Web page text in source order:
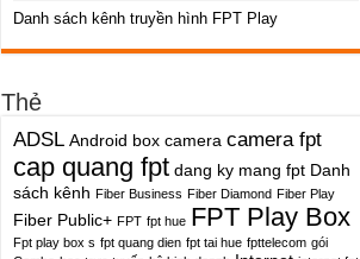
Danh sách kênh truyền hình FPT Play
Thẻ
ADSL Android box camera camera fpt
cap quang fpt dang ky mang fpt Danh
sách kênh Fiber Business Fiber Diamond Fiber Play
Fiber Public+ FPT fpt hue FPT Play Box
Fpt play box s fpt quang dien fpt tai hue fpttelecom gói